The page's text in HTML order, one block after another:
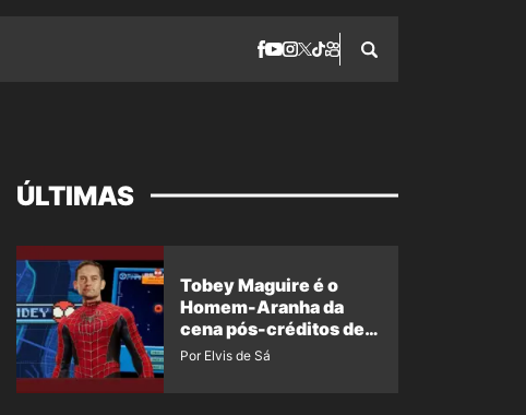
ÚLTIMAS
Tobey Maguire é o
Homem-Aranha da
cena pós-créditos de
Um Novo Dia?
Por Elvis de Sá